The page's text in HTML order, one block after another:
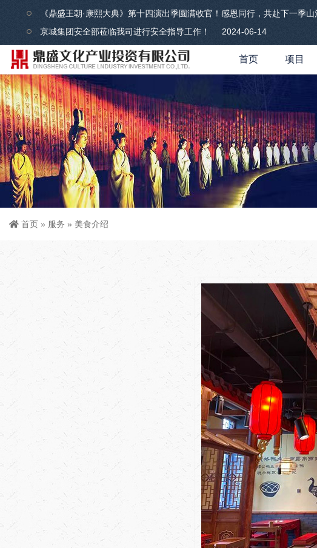
《鼎盛王朝·康熙大典》第十四演出季圆满收官！感恩同行，共赴下一季山
2024-06-14
京城集团安全部莅临我司进行安全指导工作！
首页 项目
首页 » 服务 » 美食介绍